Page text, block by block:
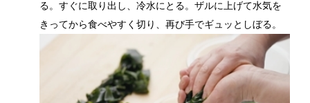
ボウルにＡを入れて混ぜ、（２）のわかめを入れて和え